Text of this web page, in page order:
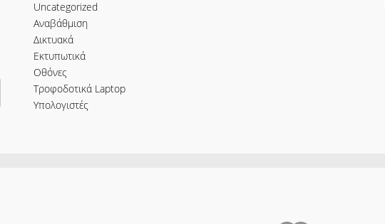
Uncategorized
Αναβάθμιση
Δικτυακά
Εκτυπωτικά
Οθόνες
Τροφοδοτικά Laptop
Υπολογιστές